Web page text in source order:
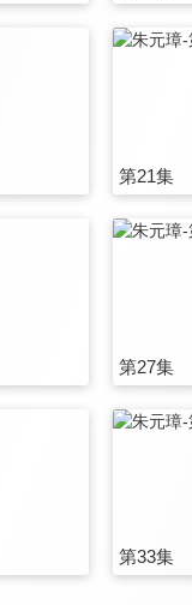
第21集
第27集
第33集